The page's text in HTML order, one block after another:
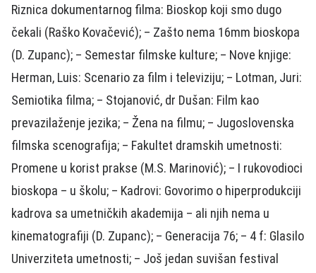
Riznica dokumentarnog filma: Bioskop koji smo dugo
čekali (Raško Kovačević); – Zašto nema 16mm bioskopa
(D. Zupanc); – Semestar filmske kulture; – Nove knjige:
Herman, Luis: Scenario za film i televiziju; – Lotman, Juri:
Semiotika filma; – Stojanović, dr Dušan: Film kao
prevazilaženje jezika; – Žena na filmu; – Jugoslovenska
filmska scenografija; – Fakultet dramskih umetnosti:
Promene u korist prakse (M.S. Marinović); – I rukovodioci
bioskopa – u školu; – Kadrovi: Govorimo o hiperprodukciji
kadrova sa umetničkih akademija – ali njih nema u
kinematografiji (D. Zupanc); – Generacija 76; – 4 f: Glasilo
Univerziteta umetnosti; – Još jedan suvišan festival